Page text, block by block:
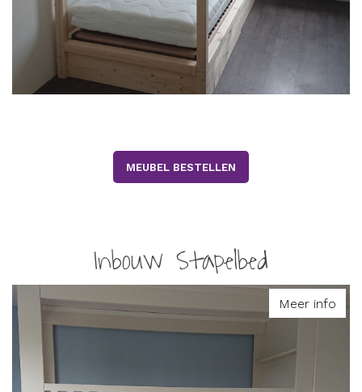
MEUBEL BESTELLEN
Inbouw Stapelbed
Meer info